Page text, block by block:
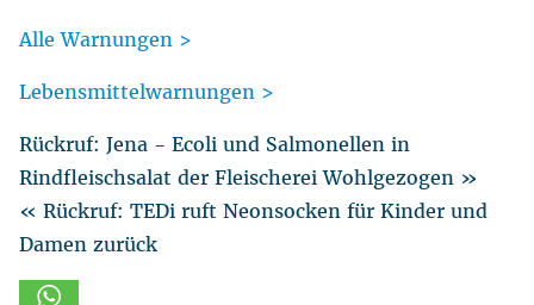
Alle Warnungen >
Lebensmittelwarnungen >
Rückruf: Jena - Ecoli und Salmonellen in
Rindfleischsalat der Fleischerei Wohlgezogen »
« Rückruf: TEDi ruft Neonsocken für Kinder und
Damen zurück